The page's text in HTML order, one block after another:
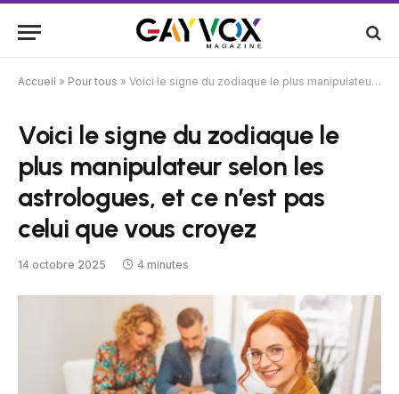
Accueil » Pour tous » Voici le signe du zodiaque le plus manipulateur selon les astrologues, et ce n’est pas celui que vous croyez
Voici le signe du zodiaque le
plus manipulateur selon les
astrologues, et ce n’est pas
celui que vous croyez
14 octobre 2025 4 minutes